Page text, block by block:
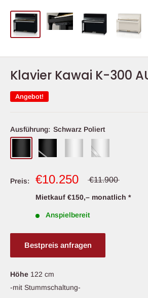
Klavier Kawai K-300
Angebot!
Ausführung: Schwarz Poliert
Preis: €10.250 €11.900
Mietkauf €150,– monatlich *
Anspielbereit
Bestpreis anfragen
Höhe 122 cm
-mit Stummschaltung-